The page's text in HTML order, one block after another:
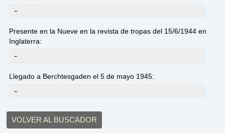
-
Presente en la Nueve en la revista de tropas del 15/6/1944 en
Inglaterra:
-
Llegado a Berchtesgaden el 5 de mayo 1945:
-
VOLVER AL BUSCADOR